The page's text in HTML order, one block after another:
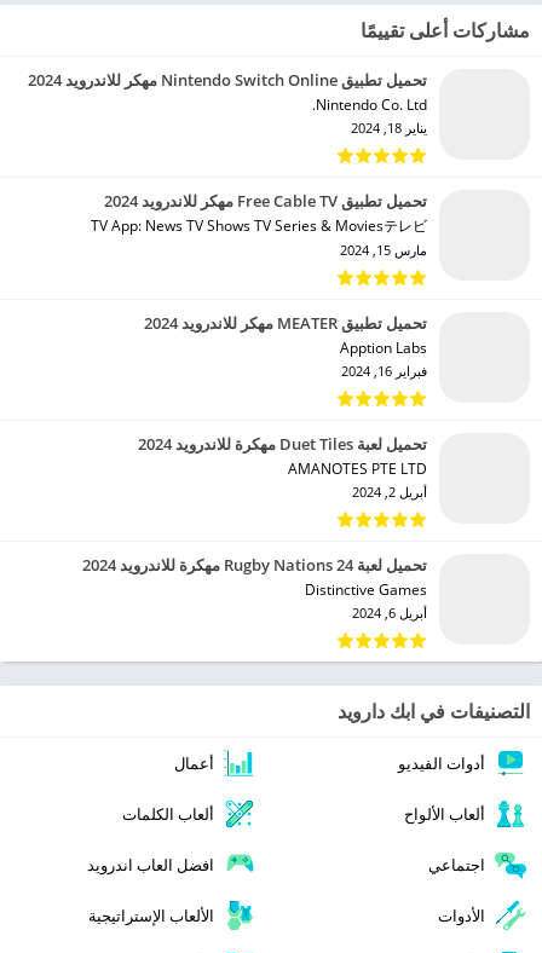
مشاركات أعلى تقييمًا
تحميل تطبيق Nintendo Switch Online مهكر للاندرويد 2024
Nintendo Co. Ltd.‏
يناير 18, 2024
تحميل تطبيق Free Cable TV مهكر للاندرويد 2024
TV App: News TV Shows TV Series & Moviesテレビ‏
مارس 15, 2024
تحميل تطبيق MEATER مهكر للاندرويد 2024
Apption Labs‏
فبراير 16, 2024
تحميل لعبة Duet Tiles مهكرة للاندرويد 2024
AMANOTES PTE LTD‏
أبريل 2, 2024
تحميل لعبة Rugby Nations 24 مهكرة للاندرويد 2024
Distinctive Games‏
أبريل 6, 2024
التصنيفات في ابك دارويد
أدوات الفيديو أعمال
ألعاب الألواح ألعاب الكلمات
اجتماعي افضل العاب اندرويد
الأدوات الألعاب الإستراتيجية